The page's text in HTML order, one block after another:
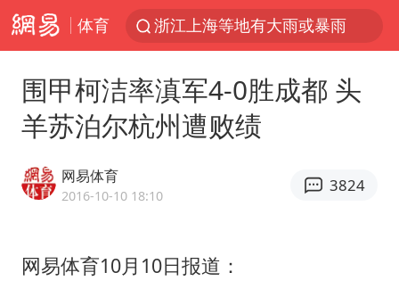
体育
浙江上海等地有大雨或暴雨
微信又有新功能，你可以“撤回”你的撤回了！
“新疆的交警怎么个个像我妈”
上四休三，但降薪1000元，你接受吗？
围甲柯洁率滇军4-0胜成都 头
羊苏泊尔杭州遭败绩
网易体育
2016-10-10 18:10
3824
网易体育10月10日报道：